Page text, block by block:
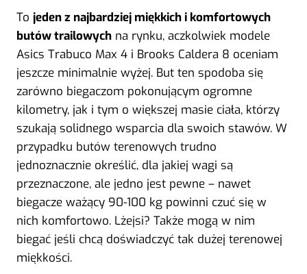
To jeden z najbardziej miękkich i komfortowych
butów trailowych na rynku, aczkolwiek modele
Asics Trabuco Max 4 i Brooks Caldera 8 oceniam
jeszcze minimalnie wyżej. But ten spodoba się
zarówno biegaczom pokonującym ogromne
kilometry, jak i tym o większej masie ciała, którzy
szukają solidnego wsparcia dla swoich stawów. W
przypadku butów terenowych trudno
jednoznacznie określić, dla jakiej wagi są
przeznaczone, ale jedno jest pewne – nawet
biegacze ważący 90-100 kg powinni czuć się w
nich komfortowo. Lżejsi? Także mogą w nim
biegać jeśli chcą doświadczyć tak dużej terenowej
miękkości.